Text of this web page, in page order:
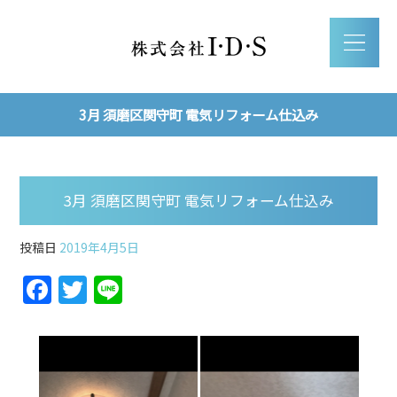
3月 須磨区関守町 電気リフォーム仕込み
3月 須磨区関守町 電気リフォーム仕込み
投稿日 2019年4月5日
F
c
e
T
itt
er
e